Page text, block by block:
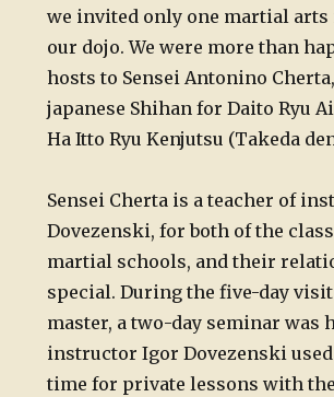
we invited only one martial arts
our dojo. We were more than
hosts to Sensei Antonino
japanese Shihan for Daito Ryu
Ha Itto Ryu Kenjutsu (Takeda
Sensei Cherta is a teacher of
Dovezenski, for both of the
martial schools, and their
special. During the five-day
master, a two-day seminar was
instructor Igor Dovezenski
time for private lessons with